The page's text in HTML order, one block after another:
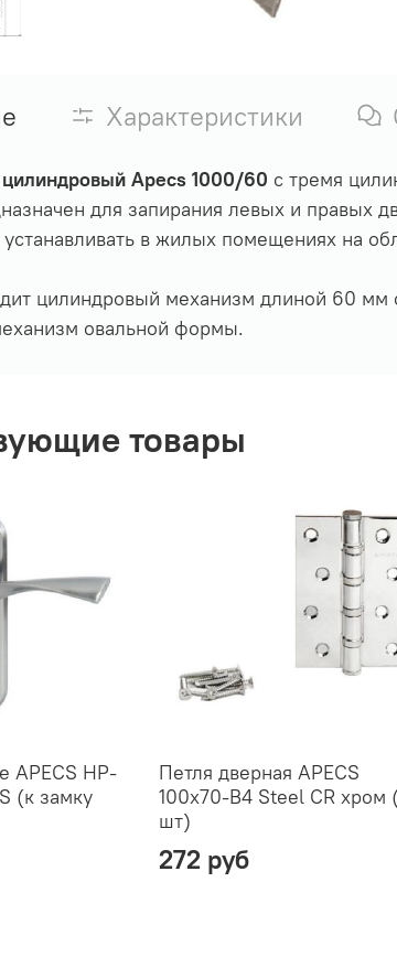
Характеристики
Apecs 1000/60 с тремя
для запирания левых и правых
устанавливать в жилых помещениях на
цилиндровый механизм длиной 60 мм
овальной формы.
товары
APECS HP-
(к замку
Петля дверная APECS
100x70-B4 Steel CR хром
шт)
272 руб